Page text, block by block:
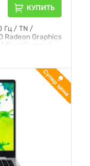
КУПИТЬ
Гц / TN /
Radeon Graphics
/ Серебристый